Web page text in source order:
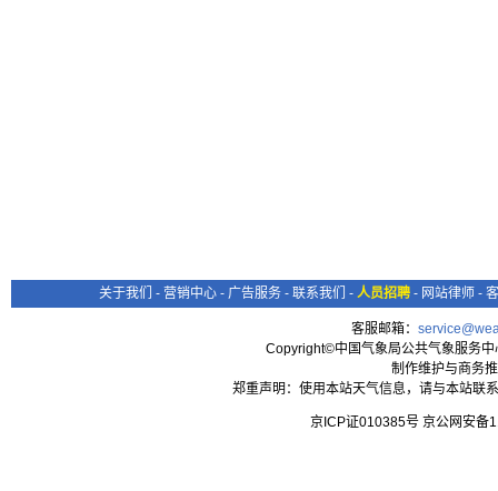
关于我们 - 营销中心 - 广告服务 - 联系我们 - 人员招聘 - 网站律师 -
客服邮箱：
Copyright©中国气象局公共气象服务
制作维护与商务
郑重声明：使用本站天气信息，请与本站联
京ICP证010385号 京公网安备